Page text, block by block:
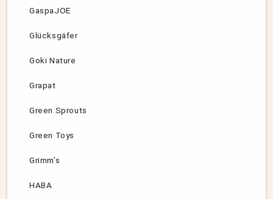
GaspaJOE
Glücksgäfer
Goki Nature
Grapat
Green Sprouts
Green Toys
Grimm’s
HABA